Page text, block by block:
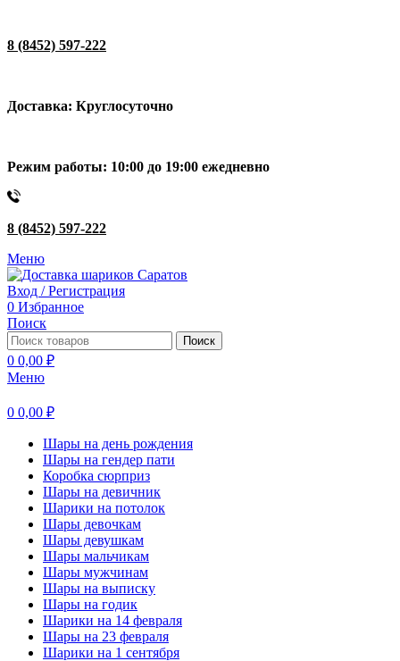
8 (8452) 597-222
Доставка: Круглосуточно
Режим работы: 10:00 до 19:00 ежедневно
8 (8452) 597-222
Меню
Вход / Регистрация
0 Избранное
Поиск
Поиск
0 0,00 ₽
Меню
0 0,00 ₽
Шары на день рождения
Шары на гендер пати
Коробка сюрприз
Шары на девичник
Шарики на потолок
Шары девочкам
Шары девушкам
Шары мальчикам
Шары мужчинам
Шары на выписку
Шары на годик
Шарики на 14 февраля
Шары на 23 февраля
Шарики на 1 сентября